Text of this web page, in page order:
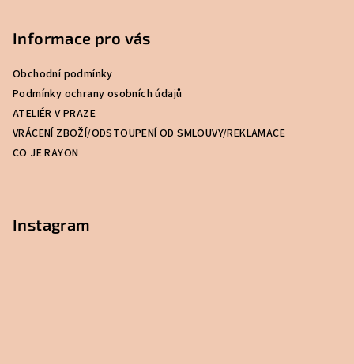
Informace pro vás
Obchodní podmínky
Podmínky ochrany osobních údajů
ATELIÉR V PRAZE
VRÁCENÍ ZBOŽÍ/ODSTOUPENÍ OD SMLOUVY/REKLAMACE
CO JE RAYON
Instagram